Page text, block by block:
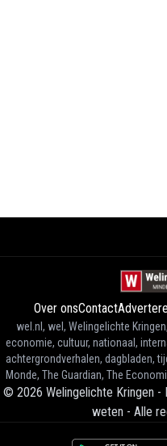
Over onsContact
wel.nl, wel, Welingelichte
economie, cultuur, nationaal,
achtergrondverhalen, dagbladen,
Monde, The Guardian, The
© 2026 Welingelichte Kringen -
weten - Alle